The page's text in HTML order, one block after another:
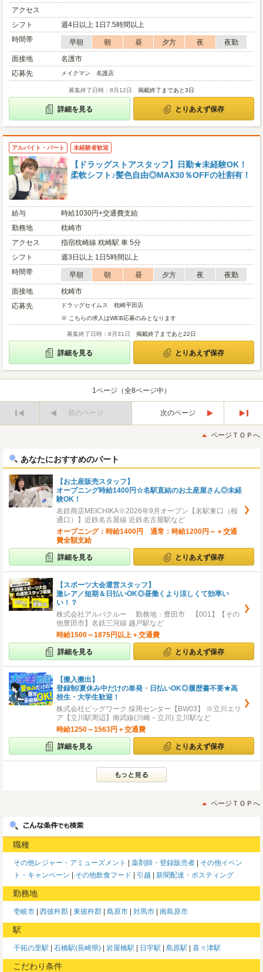
アクセス
シフト
週4日以上 1日7.5時間以上
時間帯
早朝 朝 昼 夕方 夜
夜勤
面接地
名護市
応募先
メイクマン 名護店
募集終了日時：8月12日 掲載終了まであと3日
詳細を見る とりあえず保存
アルバイト・パート 未経験者歓迎
【ドラッグストアスタッフ】日勤★未経験OK！
柔軟シフト♪髪色自由◎MAX30％OFFの社割有！
給与
時給1030円+交通費支給
勤務地
枕崎市
アクセス
指宿枕崎線 枕崎駅 車 5分
シフト
週3日以上 1日5時間以上
時間帯
早朝 朝 昼 夕方 夜
夜勤
面接地
枕崎市
応募先
ドラッグセイムス 枕崎平田店
※ こちらの求人はWEB応募のみとなります
募集終了日時：8月31日 掲載終了まであと22日
詳細を見る とりあえず保存
1ページ（全8ページ中）
前のページ
次のページ
後
ページＴＯＰへ
あなたにおすすめのパート
【お土産販売スタッフ】
オープニング時給1400円☆名駅直結のお土産屋さん◎未経
験OK！
名鉄商店MEICHIKA※2026年9月オープン【名駅東口（桜
通口）】近鉄名古屋線 近鉄名古屋駅など
オープニング：時給1400円 通常：時給1200円～＋交通
費全額支給
詳細を見る とりあえず保存
【スポーツ大会運営スタッフ】
激レア／短期＆日払いOK◎昼働くより涼しくて効率い
い！？
株式会社アルバクルー 勤務地：豊田市 【001】【その
他豊田市】名鉄三河線 越戸駅など
時給1500～1875円以上＋交通費
詳細を見る とりあえず保存
【搬入搬出】
登録制/夏休み中だけの単発・日払いOK◎履歴書不要★高
校生・大学生歓迎！
株式会社ビッグワーク 採用センター【BW03】 ※立川エリ
ア【立川駅周辺】南武線(川崎－立川) 立川駅など
時給1250～1563円＋交通費
詳細を見る とりあえず保存
ページＴＯＰへ
職種
その他レジャー・アミューズメント 薬剤師・登録販売者
その他イベン
ト・キャンペーン
その他飲食フード 引越 新聞配達・ポスティング
勤務地
壱岐市 西彼杵郡 東彼杵郡 島原市 対馬市 南島原市
駅
干拓の里駅 石橋駅(長崎県) 岩屋橋駅 日宇駅 島原駅 喜々津駅
こだわり条件